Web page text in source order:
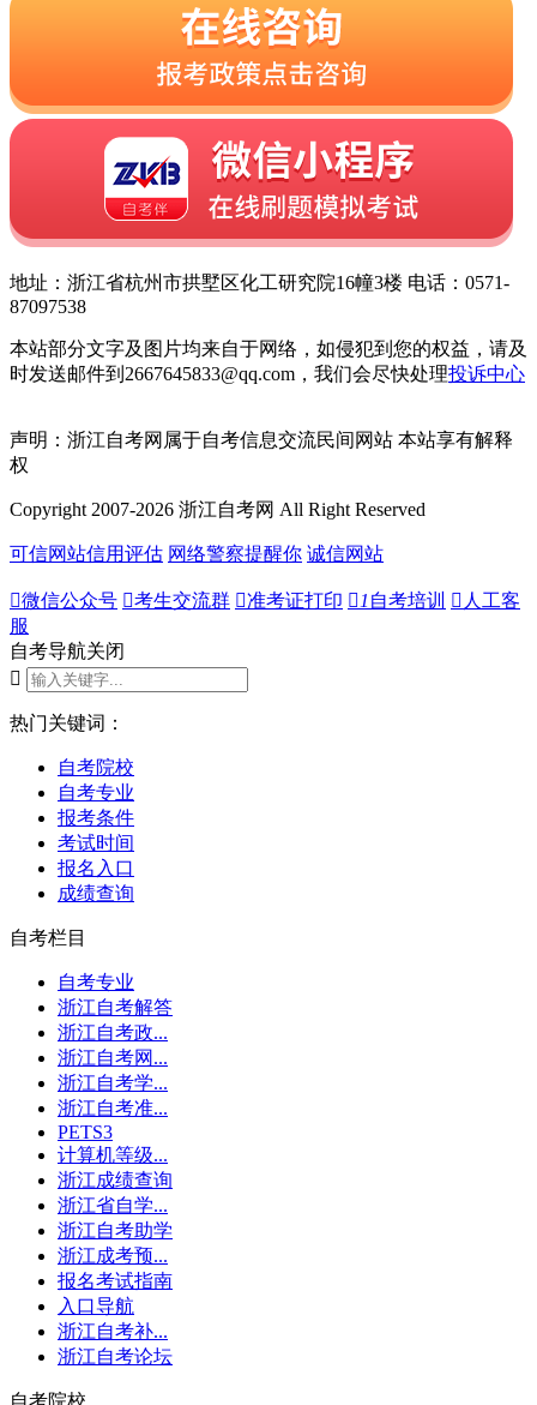
地址：浙江省杭州市拱墅区化工研究院16幢3楼 电话：0571-
87097538
本站部分文字及图片均来自于网络，如侵犯到您的权益，请及
时发送邮件到2667645833@qq.com，我们会尽快处理投诉中心
声明：浙江自考网属于自考信息交流民间网站 本站享有解释
权
Copyright 2007-2026 浙江自考网 All Right Reserved
可信网站信用评估 网络警察提醒你 诚信网站
微信公众号 考生交流群 准考证打印  1 自考培训  人工客
服
自考导航关闭

热门关键词：
自考院校
自考专业
报考条件
考试时间
报名入口
成绩查询
自考栏目
自考专业
浙江自考解答
浙江自考政...
浙江自考网...
浙江自考学...
浙江自考准...
PETS3
计算机等级...
浙江成绩查询
浙江省自学...
浙江自考助学
浙江成考预...
报名考试指南
入口导航
浙江自考补...
浙江自考论坛
自考院校